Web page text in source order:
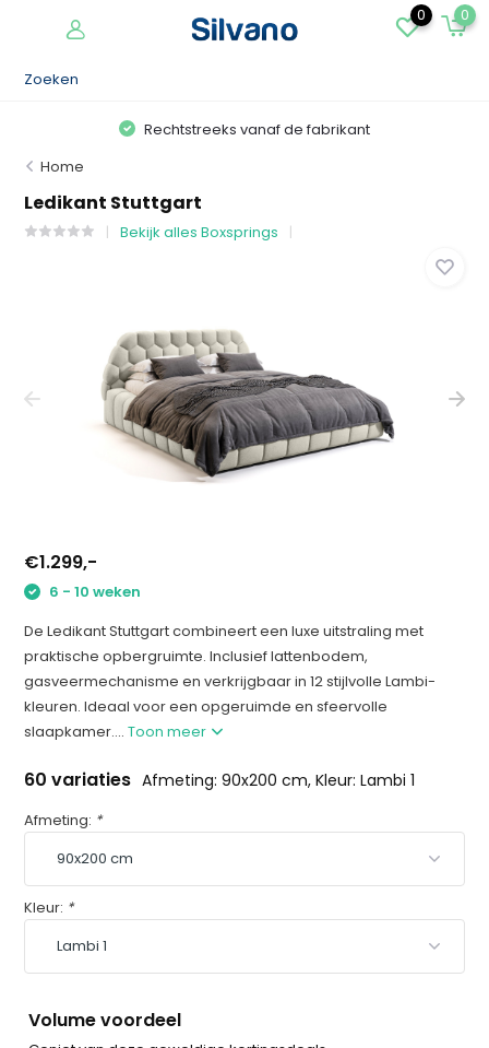
0 0
Rechtstreeks vanaf de fabrikant
Home
Ledikant Stuttgart
Bekijk alles Boxsprings
€1.299,-
6 - 10 weken
De Ledikant Stuttgart combineert een luxe uitstraling met
praktische opbergruimte. Inclusief lattenbodem,
gasveermechanisme en verkrijgbaar in 12 stijlvolle Lambi-
kleuren. Ideaal voor een opgeruimde en sfeervolle
slaapkamer....Toon meer
60 variaties Afmeting: 90x200 cm, Kleur: Lambi 1
Afmeting: *
Kleur: *
Volume voordeel